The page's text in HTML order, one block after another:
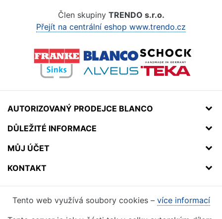
Člen skupiny TRENDO s.r.o.
Přejít na centrální eshop www.trendo.cz
AUTORIZOVANÝ PRODEJCE BLANCO
DŮLEŽITÉ INFORMACE
MŮJ ÚČET
KONTAKT
Tento web využívá soubory cookies – více informací